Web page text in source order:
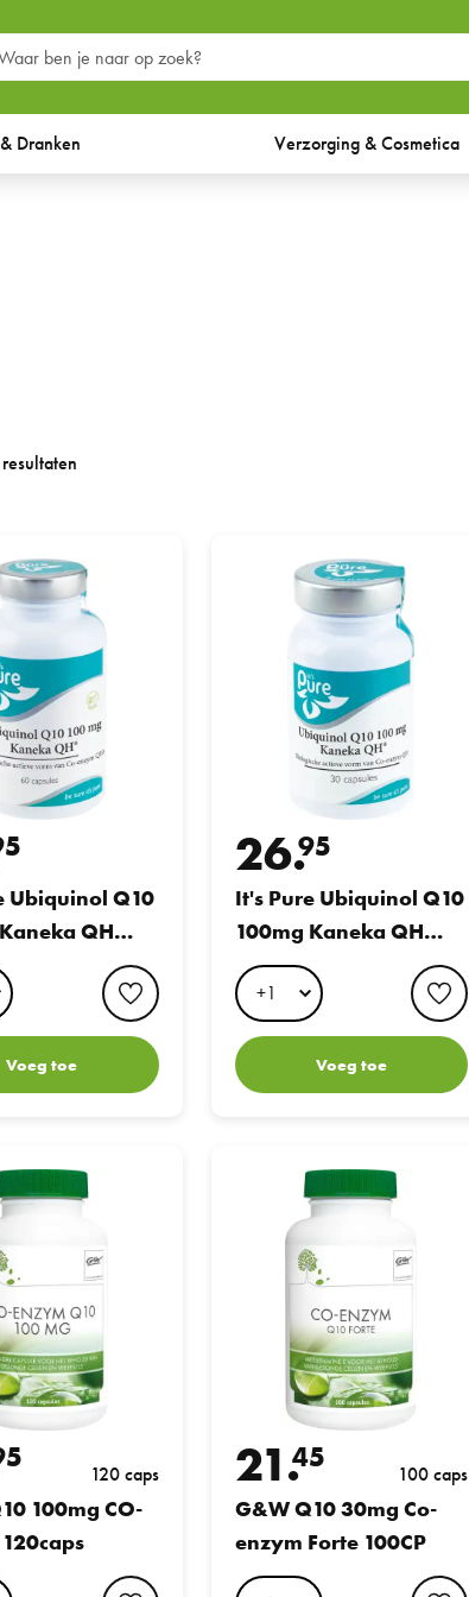
Dranken Verzorging & Cosmetica
Ubiquinol Q10
QH
favorite button
Voeg toe
26.95
It's Pure Ubiquinol Q10
100mg Kaneka QH
30caps
Voeg toe
120 caps
100mg CO-
favorite button
21.45 100 caps
G&W Q10 30mg Co-
enzym Forte 100CP